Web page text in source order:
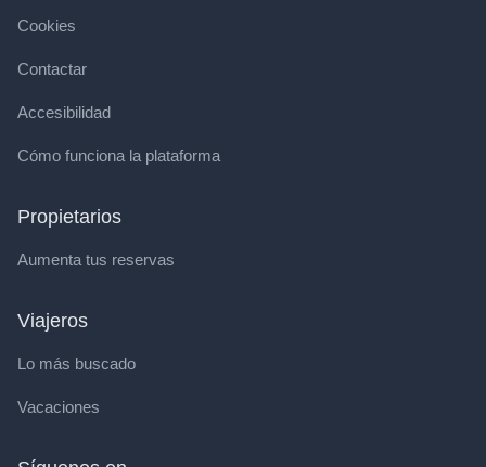
Cookies
Contactar
Accesibilidad
Cómo funciona la plataforma
Propietarios
Aumenta tus reservas
Viajeros
Lo más buscado
Vacaciones